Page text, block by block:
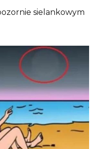
sielankowym